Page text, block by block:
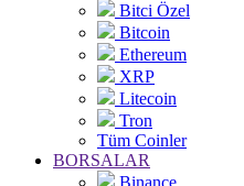
Bitci Özel
Bitcoin
Ethereum
XRP
Litecoin
Tron
Tüm Coinler
BORSALAR